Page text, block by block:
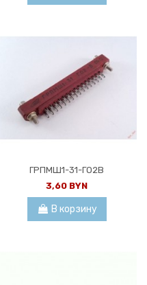
ГРПМШ1-31-ГО2В
3,60 BYN
В корзину